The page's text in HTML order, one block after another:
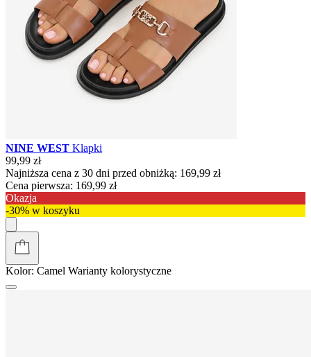
NINE WEST Klapki
99,99 zł
Najniższa cena z 30 dni przed obniżką: 169,99 zł
Cena pierwsza: 169,99 zł
Okazja
-30% w koszyku
Kolor: Camel Warianty kolorystyczne